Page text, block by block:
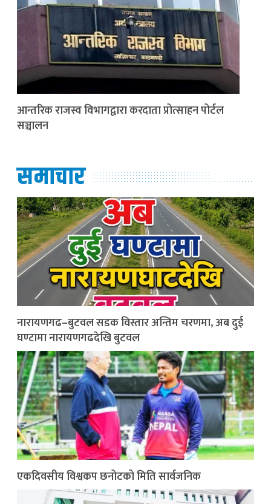
आन्तरिक राजस्व विभागद्वारा करदाता प्रोत्साहन पोर्टल
सञ्चालन
समाचार
नारायणगढ–बुटवल सडक विस्तार अन्तिम चरणमा, अब दुई
घण्टामा नारायणगढदेखि बुटवल
एकदिवसीय विश्वकप छनोटको मिति सार्वजनिक